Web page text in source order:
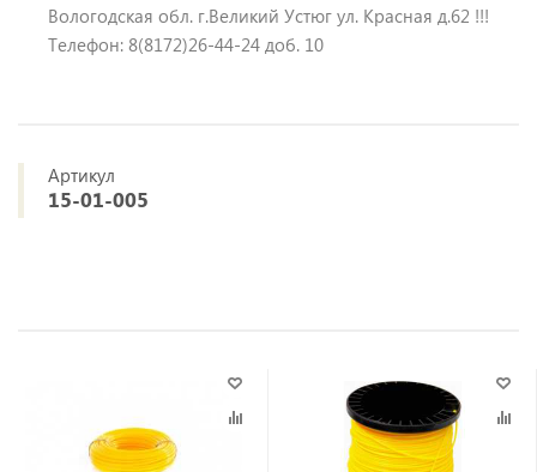
Вологодская обл. г.Великий Устюг ул. Красная д.62 !!!
Телефон: 8(8172)26-44-24 доб. 10
Артикул
15-01-005